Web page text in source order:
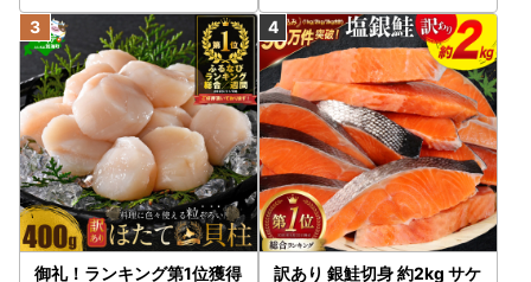
御礼！ランキング第1位獲得
訳あり 銀鮭切身 約2kg サケ